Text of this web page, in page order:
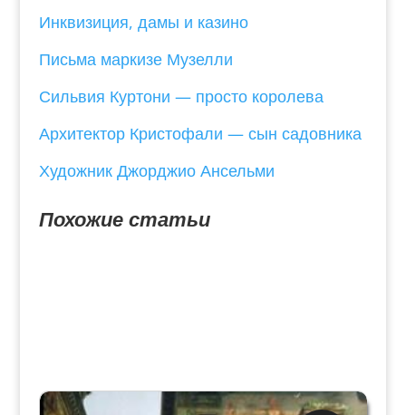
Инквизиция, дамы и казино
Письма маркизе Музелли
Сильвия Куртони — просто королева
Архитектор Кристофали — сын садовника
Художник Джорджио Ансельми
Похожие статьи